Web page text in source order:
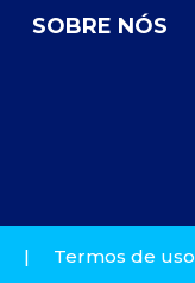
SOBRE NÓS
| Termos de uso